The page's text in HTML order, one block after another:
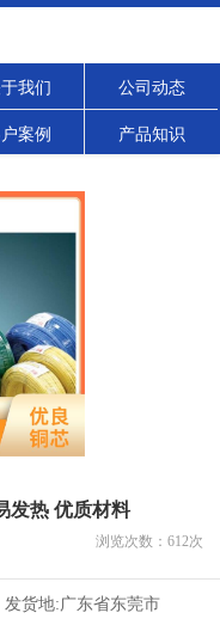
我们 公司动态
案例 产品知识
发热 优质材料
浏览次数： 612次
发货地:广东省东莞市